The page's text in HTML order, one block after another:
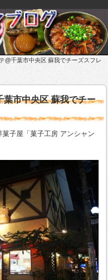
@千葉市中央区 蘇我でチーズスフレ
葉市中央区 蘇我でチー
子屋「菓子工房 アンシャン